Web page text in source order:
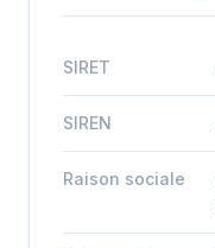
SIRET
SIREN
Raison sociale